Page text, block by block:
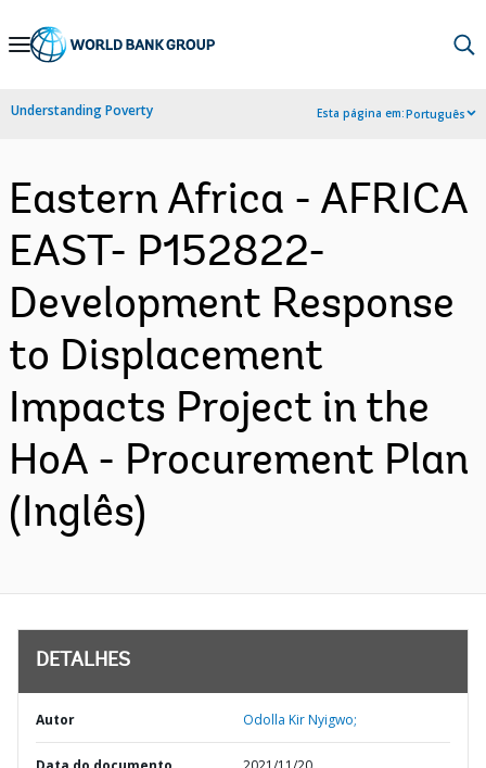
Skip
Navigation
Understanding Poverty Esta página em:Português
Eastern Africa - AFRICA
EAST- P152822-
Development Response
to Displacement
Impacts Project in the
HoA - Procurement Plan
(Inglês)
DETALHES
Autor Odolla Kir Nyigwo;